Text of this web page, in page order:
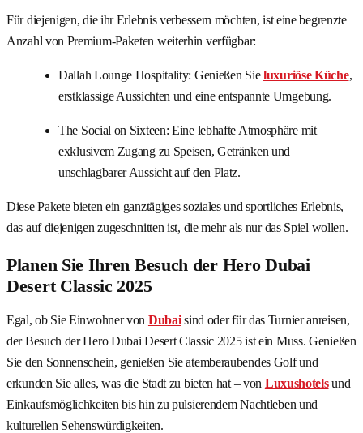
Für diejenigen, die ihr Erlebnis verbessern möchten, ist eine begrenzte
Anzahl von Premium-Paketen weiterhin verfügbar:
Dallah Lounge Hospitality: Genießen Sieluxuriöse Küche,
erstklassige Aussichten und eine entspannte Umgebung.
The Social on Sixteen: Eine lebhafte Atmosphäre mit
exklusivem Zugang zu Speisen, Getränken und
unschlagbarer Aussicht auf den Platz.
Diese Pakete bieten ein ganztägiges soziales und sportliches Erlebnis,
das auf diejenigen zugeschnitten ist, die mehr als nur das Spiel wollen.
Planen Sie Ihren Besuch der Hero Dubai
Desert Classic 2025
Egal, ob Sie Einwohner von Dubaisind oder für das Turnier anreisen,
der Besuch der Hero Dubai Desert Classic 2025 ist ein Muss. Genießen
Sie den Sonnenschein, genießen Sie atemberaubendes Golf und
erkunden Sie alles, was die Stadt zu bieten hat – von Luxushotelsund
Einkaufsmöglichkeiten bis hin zu pulsierendem Nachtleben und
kulturellen Sehenswürdigkeiten.